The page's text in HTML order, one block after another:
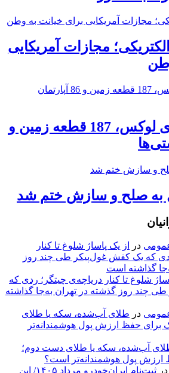
مجازات آمریکایی
توقیف 86خودروی لوکس، 187 قطعه زمین و
در
از یک پاساژ شلوغ تا کنار
که یک کفش غول‌پیکر طی چند روز
گذاشته است
شلوغ تا کنار دریاچه‌ی چیتگر؛ ردی که
چند روز گذشته در تهران به‌جا گذاشته
در طلای آب‌شده، سکه یا طلای
برای حفظ ارزش پول هوشمندانه‌تر
آب‌شده، سکه یا طلای دست دوم؛
ارزش پول هوشمندانه‌تر است؟
در ثبت‌نام ایران‌خودرو مرداد ۱۴۰۵/ این